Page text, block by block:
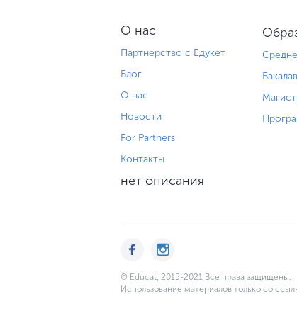
О нас
Партнерство с Едукет
Блог
О нас
Новости
For Partners
Контакты
нет описания
© Educat, 2015-2021 Все права защищены.
Использование материалов только со